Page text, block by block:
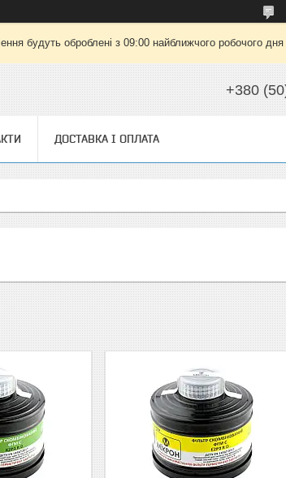
будуть оброблені з 09:00 найближчого робочого
+380
ДОСТАВКА І ОПЛАТА